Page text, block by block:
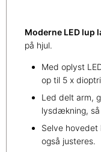
Moderne LED lup
på hjul.
Med oplyst
op til 5 x
Led delt arm,
lysdækning, så
Selve hovedet
også justeres.